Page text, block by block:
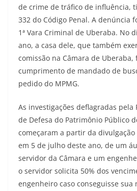
de crime de tráfico de influência,
332 do Código Penal. A denúncia
1ª Vara Criminal de Uberaba. No
ano, a casa dele, que também
comissão na Câmara de Uberaba,
cumprimento de mandado de
pedido do MPMG.
As investigações deflagradas pela
de Defesa do Patrimônio Público
começaram a partir da divulgação
em 5 de julho deste ano, de um
servidor da Câmara e um
o servidor solicita 50% dos
engenheiro caso conseguisse sua